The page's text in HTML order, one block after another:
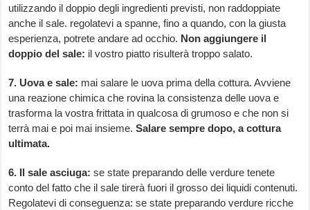
utilizzando il doppio degli ingredienti previsti, non raddoppiate
anche il sale. regolatevi a spanne, fino a quando, con la giusta
esperienza, potrete andare ad occhio. Non aggiungere il
doppio del sale: il vostro piatto risulterà troppo salato.
7. Uova e sale: mai salare le uova prima della cottura. Avviene
una reazione chimica che rovina la consistenza delle uova e
trasforma la vostra frittata in qualcosa di grumoso e che non si
terrà mai e poi mai insieme.Salare sempre dopo, a cottura
ultimata.
6. Il sale asciuga:se state preparando delle verdure tenete
conto del fatto che il sale tirerà fuori il grosso dei liquidi contenuti.
Regolatevi di conseguenza: se state preparando verdure ricche